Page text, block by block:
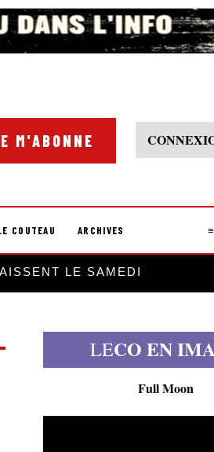
M'ABONNE
COUTEAU ARCHIVES
LE SAMEDI
LECO EN
Full Moon